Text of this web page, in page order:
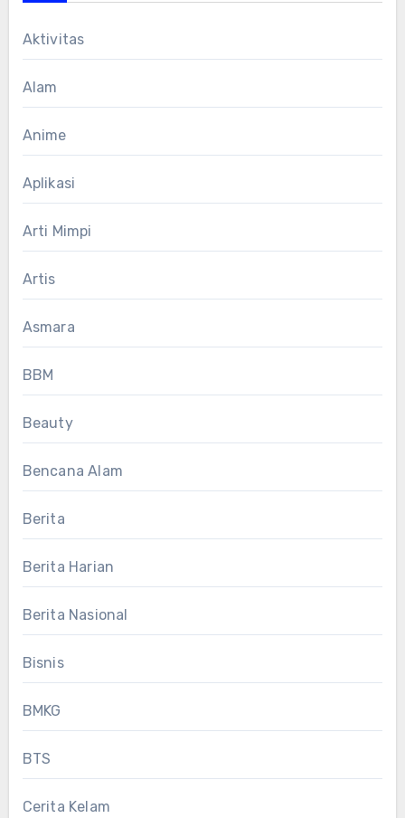
Aktivitas
Alam
Anime
Aplikasi
Arti Mimpi
Artis
Asmara
BBM
Beauty
Bencana Alam
Berita
Berita Harian
Berita Nasional
Bisnis
BMKG
BTS
Cerita Kelam